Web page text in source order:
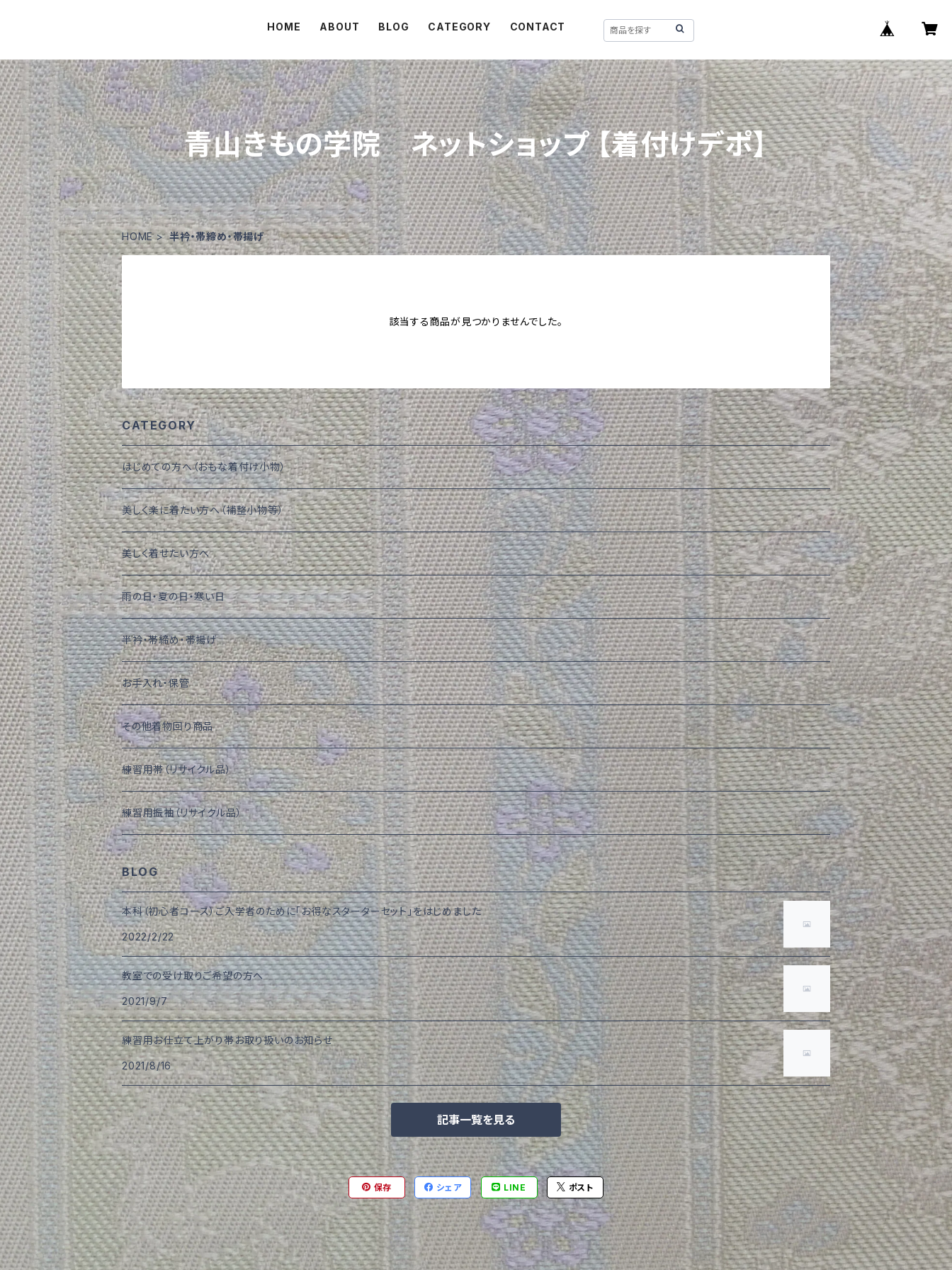
HOME ABOUT BLOG CATEGORY CONTACT
青山きもの学院 ネットショップ 【着付けデポ】
HOME 半衿・帯締め・帯揚げ
該当する商品が見つかりませんでした。
CATEGORY
はじめての方へ（おもな着付け小物）
美しく楽に着たい方へ（補整小物等）
美しく着せたい方へ
雨の日・夏の日・寒い日
半衿・帯締め・帯揚げ
お手入れ・保管
その他着物回り商品
練習用帯（リサイクル品）
練習用振袖（リサイクル品）
BLOG
本科（初心者コース）ご入学者のために「お得なスターターセット」をはじめました
2022/2/22
教室での受け取りご希望の方へ
2021/9/7
練習用お仕立て上がり帯お取り扱いのお知らせ
2021/8/16
記事一覧を見る
保存 シェア LINE ポスト